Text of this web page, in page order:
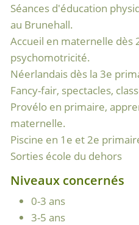
Séances d'éducation
au Brunehall.
Accueil en maternelle dès
psychomotricité.
Néerlandais dès la 3e
Fancy-fair, spectacles,
Provélo en primaire,
maternelle.
Piscine en 1e et 2e
Sorties école du dehors
Niveaux concernés
0-3 ans
3-5 ans